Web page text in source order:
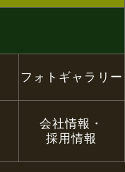
フォトギャラリー
会社情報・
採用情報